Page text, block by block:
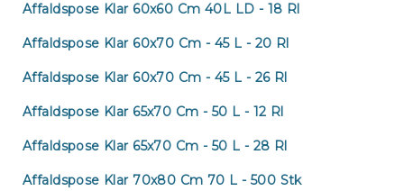
Affaldspose Klar 60x60 Cm 40L LD - 18 Rl
Affaldspose Klar 60x70 Cm - 45 L - 20 Rl
Affaldspose Klar 60x70 Cm - 45 L - 26 Rl
Affaldspose Klar 65x70 Cm - 50 L - 12 Rl
Affaldspose Klar 65x70 Cm - 50 L - 28 Rl
Affaldspose Klar 70x80 Cm 70 L - 500 Stk